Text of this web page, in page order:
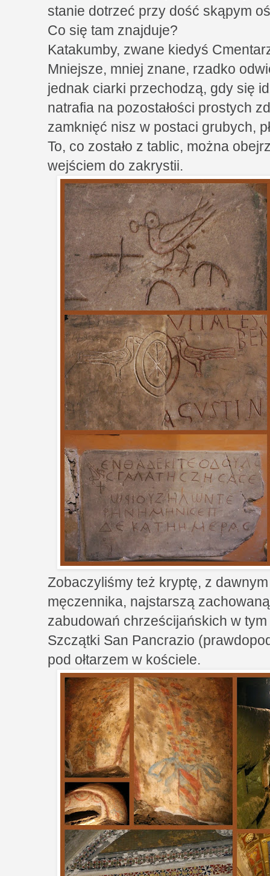
stanie dotrzeć przy dość skąpym
Co się tam znajduje?
Katakumby, zwane kiedyś
Mniejsze, mniej znane, rzadko
jednak ciarki przechodzą, gdy się
natrafia na pozostałości prostych
zamknięć nisz w postaci grubych,
To, co zostało z tablic, można
wejściem do zakrystii.
Zobaczyliśmy też kryptę, z
męczennika, najstarszą
zabudowań chrześcijańskich w
Szczątki San Pancrazio
pod ołtarzem w kościele.